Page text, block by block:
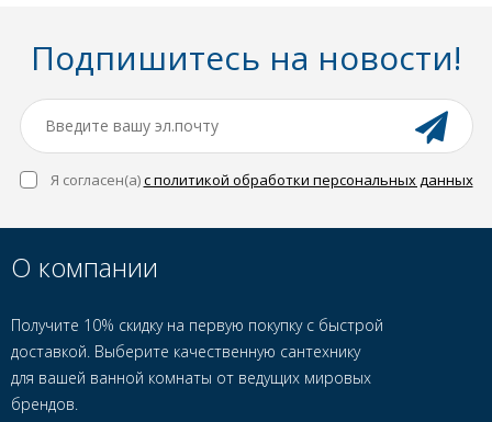
Подпишитесь на новости!
Я согласен(a)с политикой обработки персональных данных
О компании
Получите 10% скидку на первую покупку с быстрой
доставкой. Выберите качественную сантехнику
для вашей ванной комнаты от ведущих мировых
брендов.